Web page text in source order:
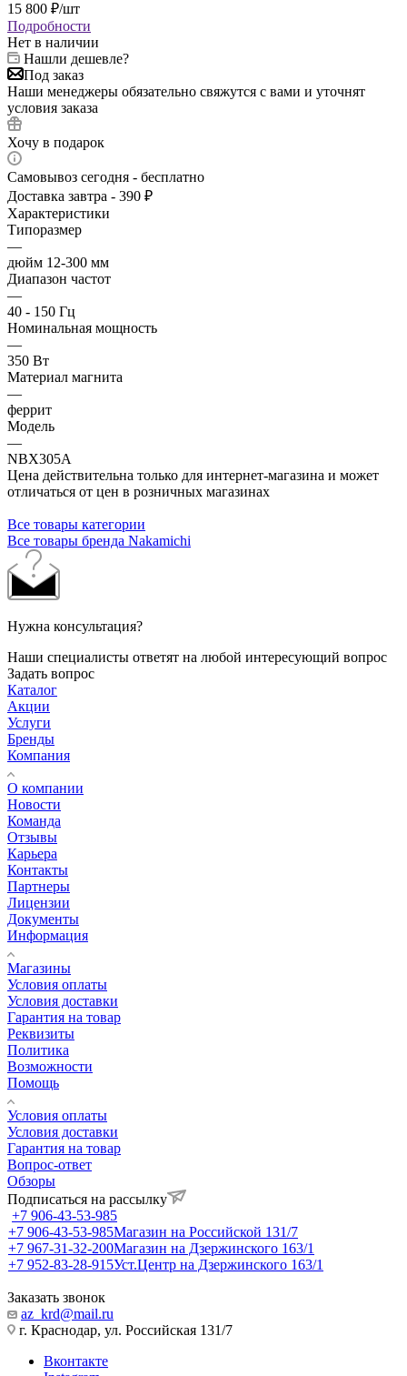
15 800 ₽/шт
Подробности
Нет в наличии
Нашли дешевле?
Под заказ
Наши менеджеры обязательно свяжутся с вами и уточнят
условия заказа
Хочу в подарок
Самовывоз сегодня - бесплатно
Доставка завтра - 390 ₽
Характеристики
Типоразмер
—
дюйм 12-300 мм
Диапазон частот
—
40 - 150 Гц
Номинальная мощность
—
350 Вт
Материал магнита
—
феррит
Модель
—
NBX305A
Цена действительна только для интернет-магазина и может
отличаться от цен в розничных магазинах
Все товары категории
Все товары бренда Nakamichi
Нужна консультация?
Наши специалисты ответят на любой интересующий вопрос
Задать вопрос
Каталог
Акции
Услуги
Бренды
Компания
О компании
Новости
Команда
Отзывы
Карьера
Контакты
Партнеры
Лицензии
Документы
Информация
Магазины
Условия оплаты
Условия доставки
Гарантия на товар
Реквизиты
Политика
Возможности
Помощь
Условия оплаты
Условия доставки
Гарантия на товар
Вопрос-ответ
Обзоры
Подписаться на рассылку
+7 906-43-53-985
+7 906-43-53-985Магазин на Российской 131/7
+7 967-31-32-200Магазин на Дзержинского 163/1
+7 952-83-28-915Уст.Центр на Дзержинского 163/1
Заказать звонок
az_krd@mail.ru
г. Краснодар, ул. Российская 131/7
Вконтакте